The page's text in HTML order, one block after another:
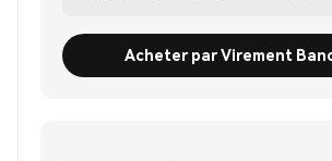
Acheter par Virement